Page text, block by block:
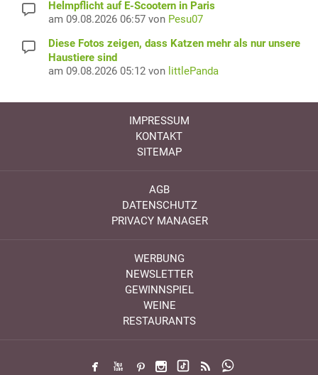
Helmpflicht auf E-Scootern in Paris
am 09.08.2026 06:57 von Pesu07
Diese Fotos zeigen, dass Katzen mehr als nur unsere
Haustiere sind
am 09.08.2026 05:12 von littlePanda
IMPRESSUM
KONTAKT
SITEMAP
AGB
DATENSCHUTZ
PRIVACY MANAGER
WERBUNG
NEWSLETTER
GEWINNSPIEL
WEINE
RESTAURANTS